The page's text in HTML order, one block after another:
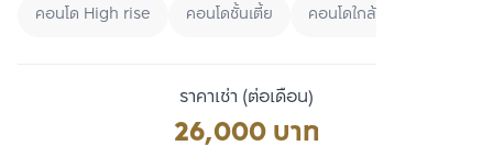
คอนโด High rise คอนโดชั้นเตี้ย คอนโดใกล้ BTS
ราคาเช่า (ต่อเดือน)
26,000 บาท